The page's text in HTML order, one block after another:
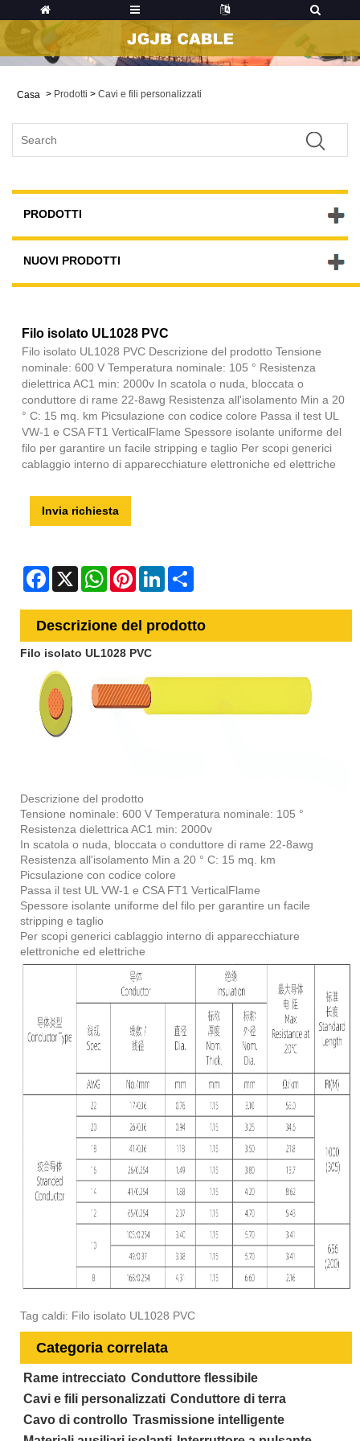
Casa > Prodotti > Cavi e fili personalizzati
PRODOTTI
NUOVI PRODOTTI
Filo isolato UL1028 PVC
Filo isolato UL1028 PVC Descrizione del prodotto Tensione
nominale: 600 V Temperatura nominale: 105 ° Resistenza
dielettrica AC1 min: 2000v In scatola o nuda, bloccata o
conduttore di rame 22-8awg Resistenza all'isolamento Min a 20
° C: 15 mq. km Picsulazione con codice colore Passa il test UL
VW-1 e CSA FT1 VerticalFlame Spessore isolante uniforme del
filo per garantire un facile stripping e taglio Per scopi generici
cablaggio interno di apparecchiature elettroniche ed elettriche
Invia richiesta
Facebook
X WhatsAppPinterestLinkedIn
Descrizione del prodotto
Filo isolato UL1028 PVC
Descrizione del prodotto
Tensione nominale: 600 V Temperatura nominale: 105 °
Resistenza dielettrica AC1 min: 2000v
In scatola o nuda, bloccata o conduttore di rame 22-8awg
Resistenza all'isolamento Min a 20 ° C: 15 mq. km
Picsulazione con codice colore
Passa il test UL VW-1 e CSA FT1 VerticalFlame
Spessore isolante uniforme del filo per garantire un facile
stripping e taglio
Per scopi generici cablaggio interno di apparecchiature
elettroniche ed elettriche
Tag caldi: Filo isolato UL1028 PVC
Categoria correlata
Rame intrecciato Conduttore flessibile
Cavi e fili personalizzati Conduttore di terra
Cavo di controllo Trasmissione intelligente